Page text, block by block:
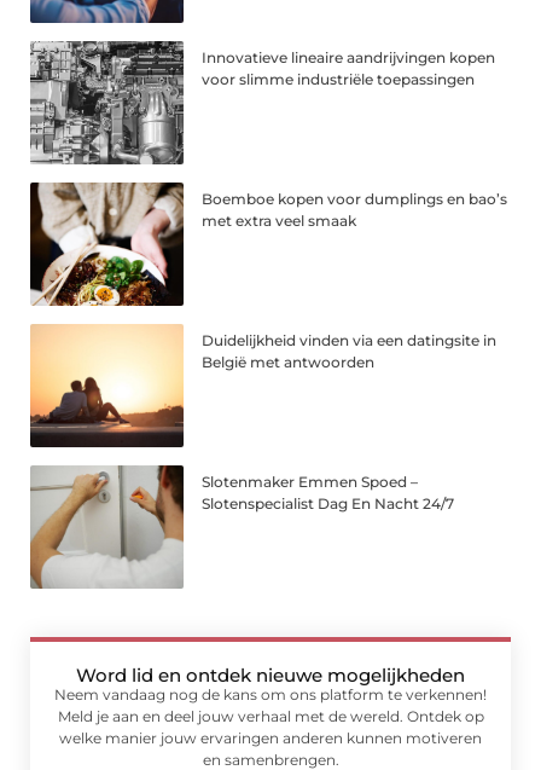
Innovatieve lineaire aandrijvingen kopen
voor slimme industriële toepassingen
Boemboe kopen voor dumplings en bao’s
met extra veel smaak
Duidelijkheid vinden via een datingsite in
België met antwoorden
Slotenmaker Emmen Spoed –
Slotenspecialist Dag En Nacht 24/7
Word lid en ontdek nieuwe mogelijkheden
Neem vandaag nog de kans om ons platform te verkennen!
Meld je aan en deel jouw verhaal met de wereld. Ontdek op
welke manier jouw ervaringen anderen kunnen motiveren
en samenbrengen.